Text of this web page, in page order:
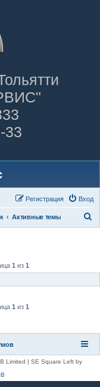
33
Вход
Регистрация
Активные темы
к
1 из 1
1 из 1
Limited | SE Square Left by